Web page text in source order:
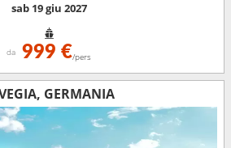
sab 19 giu 2027
da 999 €/pers
GERMANIA